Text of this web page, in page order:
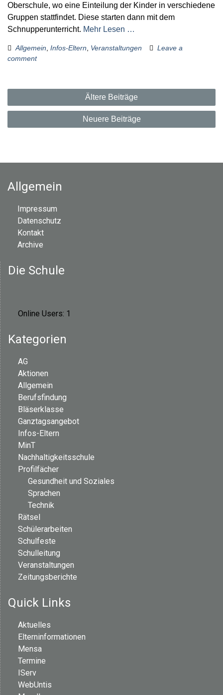
Oberschule, wo eine Einteilung der Kinder in verschiedene
Gruppen stattfindet. Diese starten dann mit dem
Schnupperunterricht. Mehr Lesen …
Allgemein Infos-Eltern Veranstaltungen
Leave a
comment
B
e
r
n
g
Ältere Beiträge
Neuere Beiträge
Allgemein
Impressum
Datenschutz
Kontakt
Archive
Die Schule
Online Users: 1
Kategorien
AG
Aktionen
Allgemein
Berufsfindung
Bläserklasse
Ganztagsangebot
Infos-Eltern
MinT
Nachhaltigkeitsschule
Profilfächer
Gesundheit und Soziales
Sprachen
Technik
Rätsel
Schülerarbeiten
Schulfeste
Schulleitung
Veranstaltungen
Zeitungsberichte
Quick Links
Aktuelles
Elterninformationen
Mensa
Termine
IServ
WebUntis